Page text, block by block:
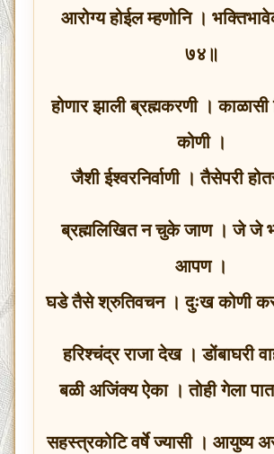
आरोग्य होईल म्हणोनि ।
७४॥
होणार झाली ब्रह्मकरणी । काळासी
कोणी ।
जैशी ईश्वरनिर्वाणी । तैसेपरी
ब्रह्मलिखित न चुके जाण । जे जे
आपण ।
घडे तैसे श्रुतिवचन । दुःख कोणी
हरिश्चंद्र राजा देख । डोंबाघरी
बळी अजिंक्य ऐका । तोही गेला
सहस्त्रकोटि वर्षे ज्यासी । आयुष्य